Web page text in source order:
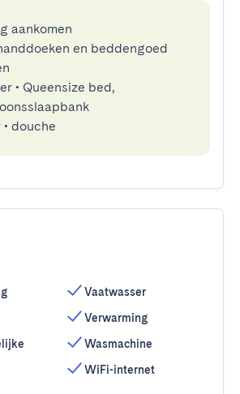
aankomen
en beddengoed
• Queensize bed,
• douche
Vaatwasser
Verwarming
Wasmachine
WiFi-internet